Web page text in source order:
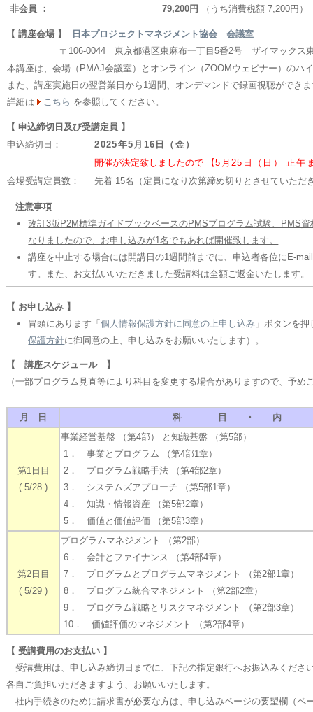
非会員 ：
79,200円 （うち消費税額 7,200円）
【 講座会場 】
日本プロジェクトマネジメント協会 会議室
〒106-0044 東京都港区東麻布一丁目5番2号 ザイマックス東
本講座は、会場（PMAJ会議室）とオンライン（ZOOMウェビナー）のハ
また、講座実施日の翌営業日から1週間、オンデマンドで録画視聴ができ
詳細は
こちら を参照してください。
【 申込締切日及び受講定員 】
申込締切日：
2025年5月16日（金）
開催が決定致しましたので 【5月25日（日） 正午
会場受講定員数：
先着 15名（定員になり次第締め切りとさせていただ
注意事項
改訂3版P2M標準ガイドブックベースのPMSプログラム試験、PMS
なりましたので、お申し込みが1名でもあれば開催致します。
講座を中止する場合には開講日の1週間前までに、申込者各位にE-
す。また、お支払いいただきました受講料は全額ご返金いたします。
【 お申し込み 】
冒頭にあります「個人情報保護方針に同意の上申し込み 」ボタンを
保護方針に御同意の上、申し込みをお願いいたします）。
【 講座スケジュール 】
（一部プログラム見直等により科目を変更する場合がありますので、予め
月 日 科 目 ・ 内
第1日目
( 5/28 )
事業経営基盤 （第4部） と知識基盤 （第5部）
1． 事業とプログラム （第4部1章）
2． プログラム戦略手法 （第4部2章）
3． システムズアプローチ （第5部1章）
4． 知識・情報資産 （第5部2章）
5． 価値と価値評価 （第5部3章）
第2日目
( 5/29 )
プログラムマネジメント （第2部）
6． 会計とファイナンス （第4部4章）
7． プログラムとプログラムマネジメント （第2部1章）
8． プログラム統合マネジメント （第2部2章）
9． プログラム戦略とリスクマネジメント （第2部3章）
10． 価値評価のマネジメント （第2部4章）
【 受講費用のお支払い 】
受講費用は、申し込み締切日までに、下記の指定銀行へお振込みくださ
各自ご負担いただきますよう、お願いいたします。
社内手続きのために請求書が必要な方は、申し込みページの要望欄（ペ